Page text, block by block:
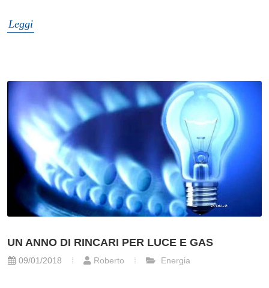
Leggi
UN ANNO DI RINCARI PER LUCE E GAS
09/01/2018 Roberto Energia